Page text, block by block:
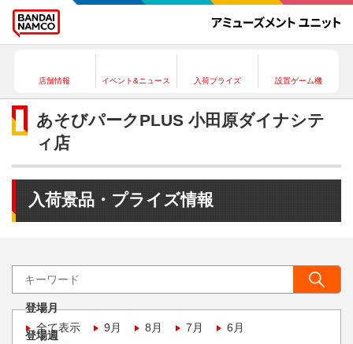
店舗情報 イベント&ニュース 入荷プライズ 設置ゲーム機
あそびパークPLUS 小田原ダイナシテ
ィ店
入荷景品・プライズ情報
登場月
全て表示
9月 8月 7月 6月
登場週